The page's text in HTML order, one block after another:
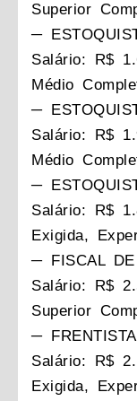
Superior
─
Salário: R$
Médio
─
Salário: R$
Médio
─
Salário: R$
Exigida,
─ FISCAL
Salário: R$
Superior
─
Salário: R$
Exigida,